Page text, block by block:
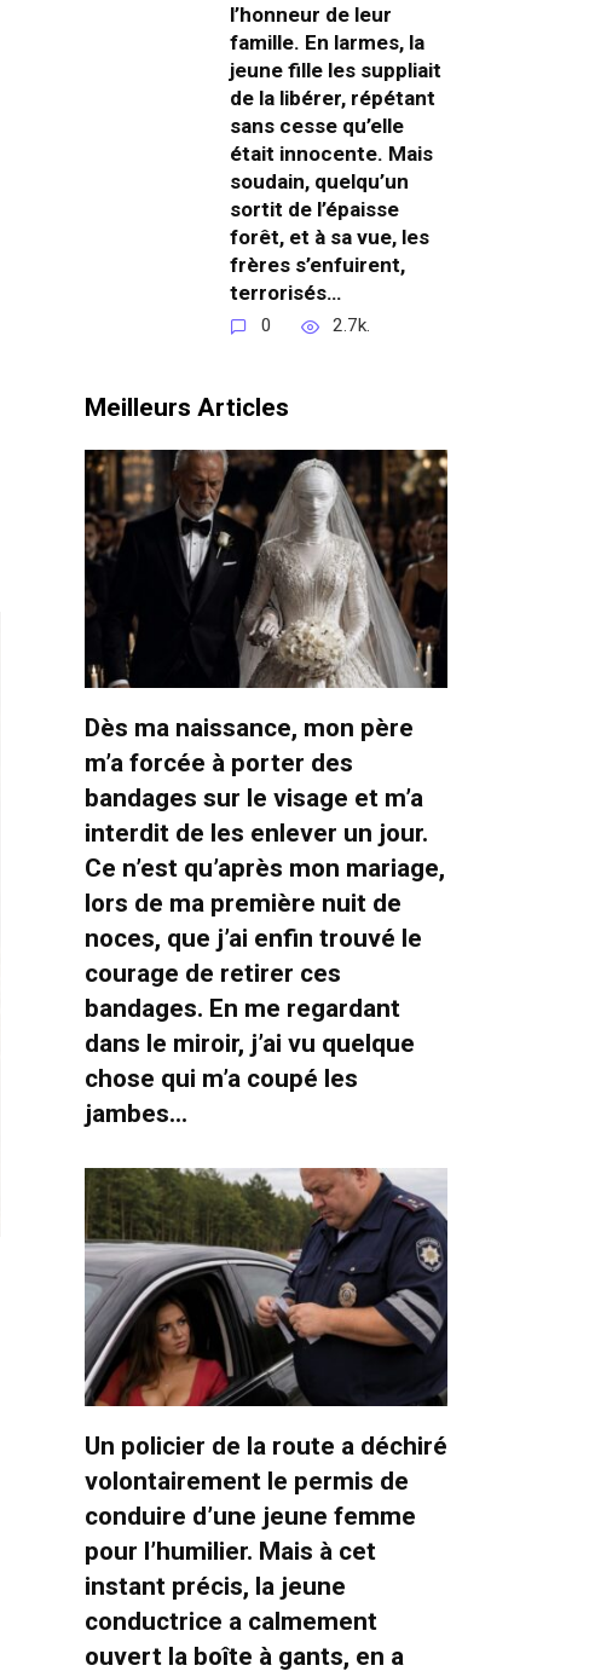
l’honneur de leur
famille. En larmes, la
jeune fille les suppliait
de la libérer, répétant
sans cesse qu’elle
était innocente. Mais
soudain, quelqu’un
sortit de l’épaisse
forêt, et à sa vue, les
frères s’enfuirent,
terrorisés…
0 2.7k.
Meilleurs Articles
Dès ma naissance, mon père
m’a forcée à porter des
bandages sur le visage et m’a
interdit de les enlever un jour.
Ce n’est qu’après mon mariage,
lors de ma première nuit de
noces, que j’ai enfin trouvé le
courage de retirer ces
bandages. En me regardant
dans le miroir, j’ai vu quelque
chose qui m’a coupé les
jambes…
Un policier de la route a déchiré
volontairement le permis de
conduire d’une jeune femme
pour l’humilier. Mais à cet
instant précis, la jeune
conductrice a calmement
ouvert la boîte à gants, en a